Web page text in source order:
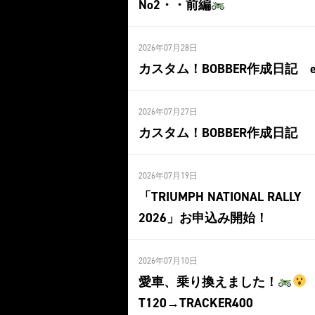
No2・・前編
2026年07月28日
カスタム！BOBBER作成日記
2026年07月27日
カスタム！BOBBER作成日記
2026年07月19日
「TRIUMPH NATIONAL RALLY
2026」お申込み開始！
2026年07月10日
愛車、乗り換えました！
T120→TRACKER400